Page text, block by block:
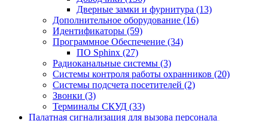
Дверные замки и фурнитура (13)
Дополнительное оборудование (16)
Идентификаторы (59)
Программное Обеспечение (34)
ПО Sphinx (27)
Радиоканальные системы (3)
Системы контроля работы охранников (20)
Системы подсчета посетителей (2)
Звонки (3)
Терминалы СКУД (33)
Палатная сигнализация для вызова персонала